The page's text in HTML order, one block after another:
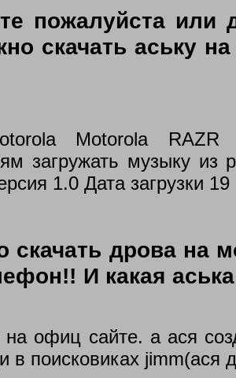
пожалуйста или
скачать аську
Motorola
загружать музыку из
1.0 Дата загрузки
скачать дрова на
И какая
офиц сайте. а ася
в поисковиках jimm(ася